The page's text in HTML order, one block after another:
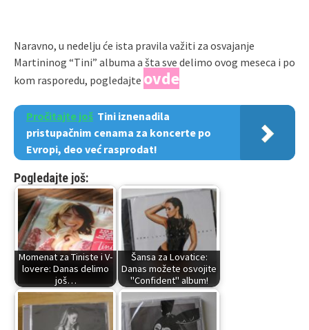
Naravno, u nedelju će ista pravila važiti za osvajanje
Martininog “Tini” albuma a šta sve delimo ovog meseca i po
kom rasporedu, pogledajte ovde
Pročitajte još Tini iznenadila
pristupačnim cenama za koncerte po
Evropi, deo već rasprodat!
Pogledajte još:
Momenat za Tiniste i V-
lovere: Danas delimo
još…
Šansa za Lovatice:
Danas možete osvojite
"Confident" album!